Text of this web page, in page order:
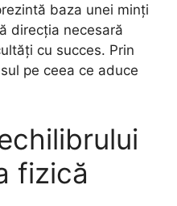
baza unei minți
direcția necesară
cu succes. Prin
pe ceea ce aduce
fizică